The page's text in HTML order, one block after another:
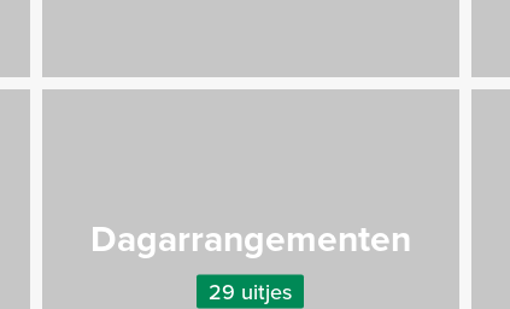
Dagarrangementen
29 uitjes